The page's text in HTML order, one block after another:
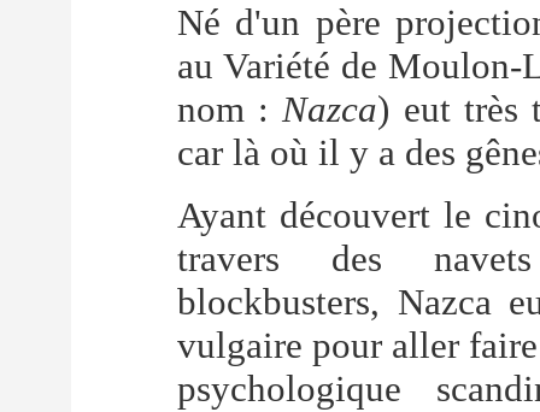
Né d'un père
au Variété de Moulon-
nom :Nazca) eut très
car là où il y a des
Ayant découvert le
travers des
blockbusters, Nazca
vulgaire pour aller
psychologique